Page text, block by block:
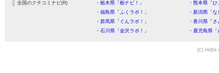
全国のクチコミナビ(R) ・栃木県「栃ナビ！」
・熊本県「
・福島県「ふくラボ！」
・新潟県「
・群馬県「ぐんラボ！」
・香川県「
・石川県「金沢ラボ！」
・鹿児島県
(C) HitBit